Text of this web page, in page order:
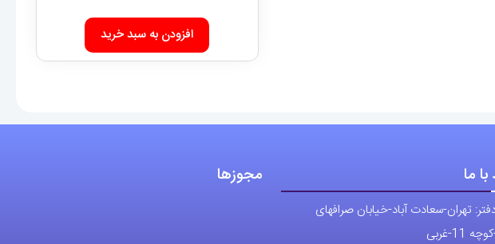
افزودن به سبد خرید
با ما
تهران-سعادت آباد-خیابان صرافهای
غربی
مجوزها